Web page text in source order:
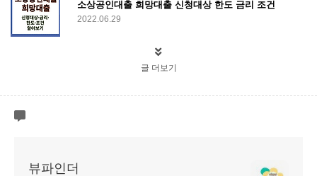
소상공인대출 희망대출 신청대상 한도 금리 조건
2022.06.29
글 더보기
뷰파인더